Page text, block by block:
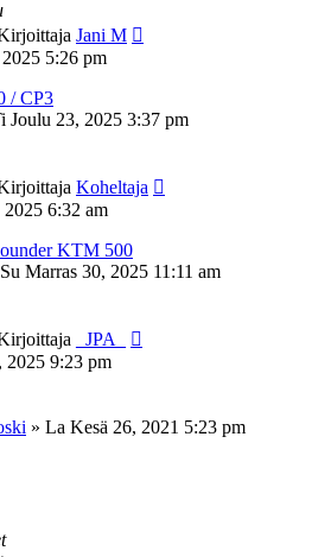
Jani M
5:26 pm
/ CP3
Joulu 23, 2025 3:37 pm
Koheltaja
6:32 am
KTM 500
Su Marras 30, 2025 11:11 am
_JPA_
2025 9:23 pm
» La Kesä 26, 2021 5:23 pm